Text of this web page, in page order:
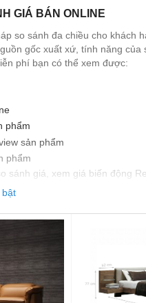
GIÁ BÁN ONLINE
so sánh đa chiều cho khách
gốc xuất xứ, tính năng của
phí bạn có thể xem được:
phẩm
sản phẩm
phẩm
sánh giá, xem giá biến động
bật